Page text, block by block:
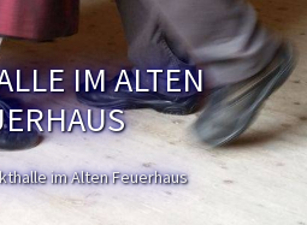
IM ALTEN
im Alten Feuerhaus